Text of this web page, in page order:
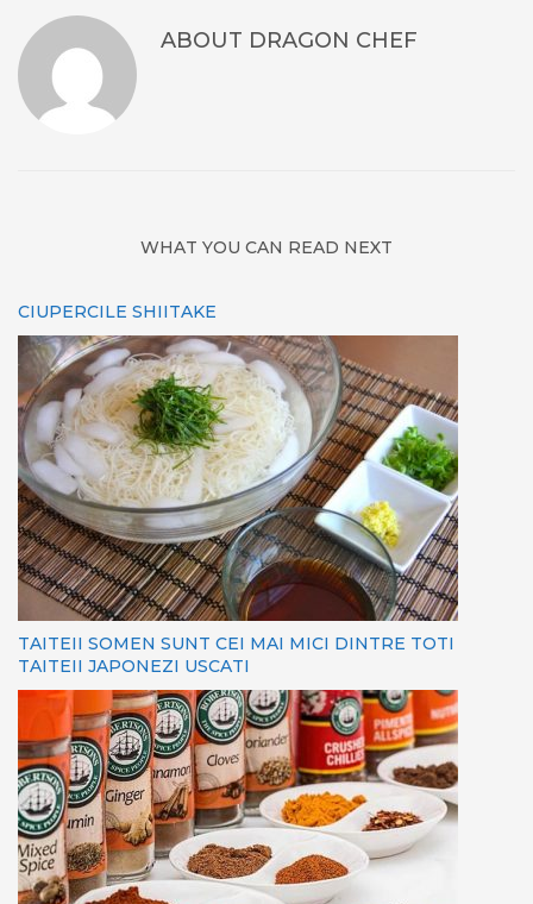
ABOUT DRAGON CHEF
WHAT YOU CAN READ NEXT
CIUPERCILE SHIITAKE
TAITEII SOMEN SUNT CEI MAI MICI DINTRE TOTI
TAITEII JAPONEZI USCATI